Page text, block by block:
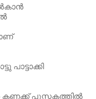
പാട്ടാക്കി
കണക്ക് പുസ്തകത്തിൽ